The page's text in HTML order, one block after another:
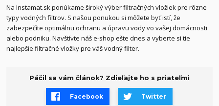
Na Instamat.sk ponúkame široký výber filtračných vložiek pre rôzne
typy vodných filtrov. S našou ponukou si môžete byť istí, že
zabezpečíte optimálnu ochranu a úpravu vody vo vašej domácnosti
alebo podniku. Navštívte náš e-shop ešte dnes a vyberte si tie
najlepšie filtračné vložky pre váš vodný filter.
Páčil sa vám článok? Zdieľajte ho s priateľmi
Facebook Twitter